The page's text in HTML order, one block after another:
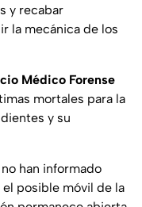
y recabar
la mecánica de los
Médico Forense
mortales para la
y su
han informado
posible móvil de la